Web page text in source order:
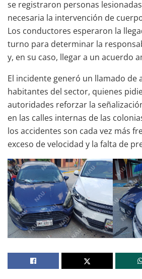
se registraron personas
necesaria la intervención de
Los conductores esperaron la
turno para determinar la
y, en su caso, llegar a un acuerdo
El incidente generó un llamado de
habitantes del sector, quienes
autoridades reforzar la
en las calles internas de las
los accidentes son cada vez más
exceso de velocidad y la falta de